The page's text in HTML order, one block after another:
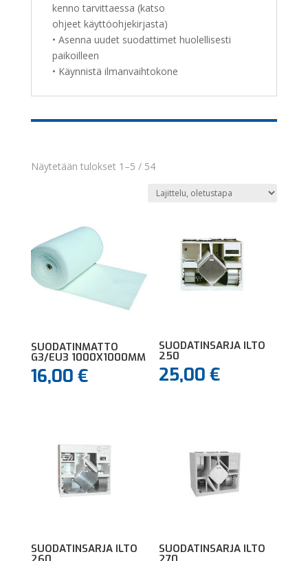
kenno tarvittaessa (katso
ohjeet käyttöohjekirjasta)
• Asenna uudet suodattimet huolellisesti
paikoilleen
• Käynnistä ilmanvaihtokone
Näytetään tulokset 1–5 / 54
SUODATINMATTO
G3/EU3 1000X1000MM
16,00 €
SUODATINSARJA ILTO
250
25,00€
SUODATINSARJA ILTO SUODATINSARJA ILTO